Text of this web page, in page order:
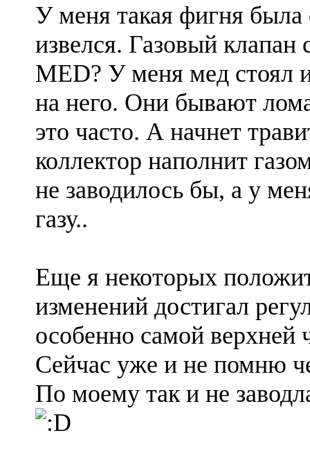
У меня такая фигня
извелся. Газовый клапан
MED? У меня мед стоял
на него. Они бывают
это часто. А начнет
коллектор наполнит
не заводилось бы, а у
газу..
Еще я некоторых
изменений достигал
особенно самой верхней
Сейчас уже и не помню
По моему так и не